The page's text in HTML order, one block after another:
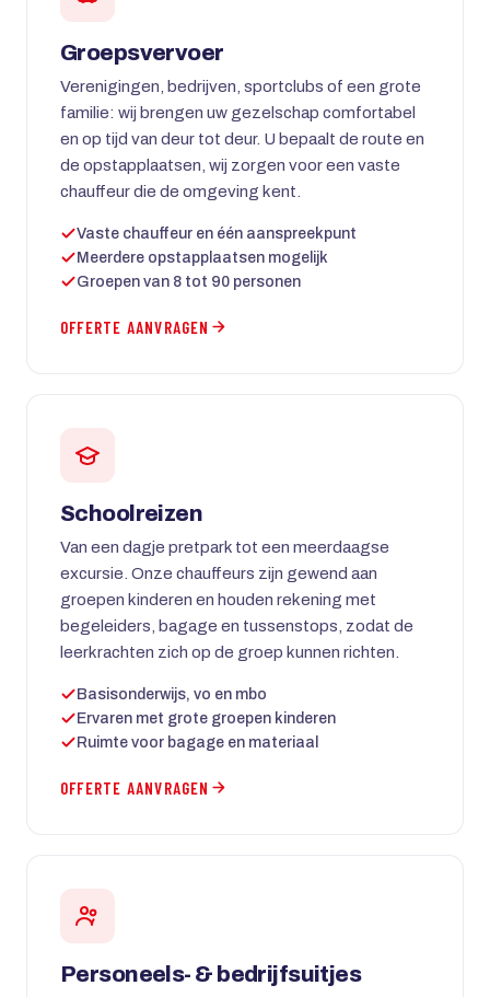
Groepsvervoer
Verenigingen, bedrijven, sportclubs of een grote
familie: wij brengen uw gezelschap comfortabel
en op tijd van deur tot deur. U bepaalt de route en
de opstapplaatsen, wij zorgen voor een vaste
chauffeur die de omgeving kent.
Vaste chauffeur en één aanspreekpunt
Meerdere opstapplaatsen mogelijk
Groepen van 8 tot 90 personen
OFFERTE AANVRAGEN
Schoolreizen
Van een dagje pretpark tot een meerdaagse
excursie. Onze chauffeurs zijn gewend aan
groepen kinderen en houden rekening met
begeleiders, bagage en tussenstops, zodat de
leerkrachten zich op de groep kunnen richten.
Basisonderwijs, vo en mbo
Ervaren met grote groepen kinderen
Ruimte voor bagage en materiaal
OFFERTE AANVRAGEN
Personeels- & bedrijfsuitjes